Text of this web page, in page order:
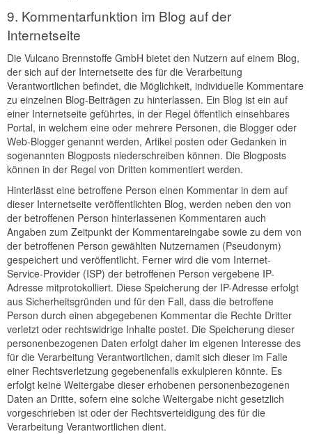
9. Kommentarfunktion im Blog auf der
Internetseite
Die Vulcano Brennstoffe GmbH bietet den Nutzern auf einem Blog,
der sich auf der Internetseite des für die Verarbeitung
Verantwortlichen befindet, die Möglichkeit, individuelle Kommentare
zu einzelnen Blog-Beiträgen zu hinterlassen. Ein Blog ist ein auf
einer Internetseite geführtes, in der Regel öffentlich einsehbares
Portal, in welchem eine oder mehrere Personen, die Blogger oder
Web-Blogger genannt werden, Artikel posten oder Gedanken in
sogenannten Blogposts niederschreiben können. Die Blogposts
können in der Regel von Dritten kommentiert werden.
Hinterlässt eine betroffene Person einen Kommentar in dem auf
dieser Internetseite veröffentlichten Blog, werden neben den von
der betroffenen Person hinterlassenen Kommentaren auch
Angaben zum Zeitpunkt der Kommentareingabe sowie zu dem von
der betroffenen Person gewählten Nutzernamen (Pseudonym)
gespeichert und veröffentlicht. Ferner wird die vom Internet-
Service-Provider (ISP) der betroffenen Person vergebene IP-
Adresse mitprotokolliert. Diese Speicherung der IP-Adresse erfolgt
aus Sicherheitsgründen und für den Fall, dass die betroffene
Person durch einen abgegebenen Kommentar die Rechte Dritter
verletzt oder rechtswidrige Inhalte postet. Die Speicherung dieser
personenbezogenen Daten erfolgt daher im eigenen Interesse des
für die Verarbeitung Verantwortlichen, damit sich dieser im Falle
einer Rechtsverletzung gegebenenfalls exkulpieren könnte. Es
erfolgt keine Weitergabe dieser erhobenen personenbezogenen
Daten an Dritte, sofern eine solche Weitergabe nicht gesetzlich
vorgeschrieben ist oder der Rechtsverteidigung des für die
Verarbeitung Verantwortlichen dient.